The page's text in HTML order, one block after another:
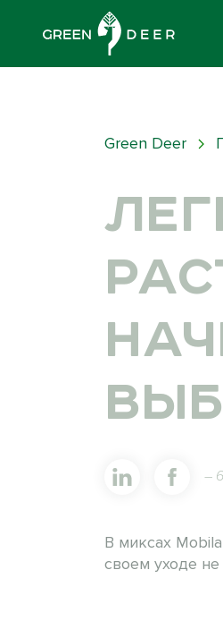
Green Deer
–
В миксах
своем уходе